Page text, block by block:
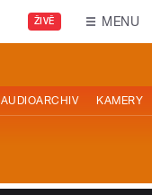
ŽIVĚ MENU
AUDIOARCHIV KAMERY